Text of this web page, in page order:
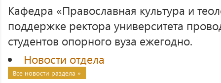
Кафедра «Православная культура и
поддержке ректора университета
студентов опорного вуза ежегодно.
Новости отдела
Все новости раздела »